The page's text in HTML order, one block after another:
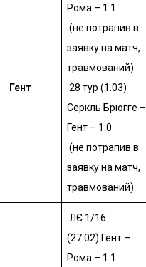
Гент
Рома – 1:1
(не потрапив в
заявку на матч,
травмований)
28 тур (1.03)
Серкль Брюгге –
Гент – 1:0
(не потрапив в
заявку на матч,
травмований)
ЛЄ 1/16
(27.02) Гент –
Рома – 1:1